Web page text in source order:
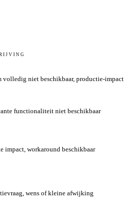
volledig niet beschikbaar, productie-impact
functionaliteit niet beschikbaar
impact, workaround beschikbaar
wens of kleine afwijking